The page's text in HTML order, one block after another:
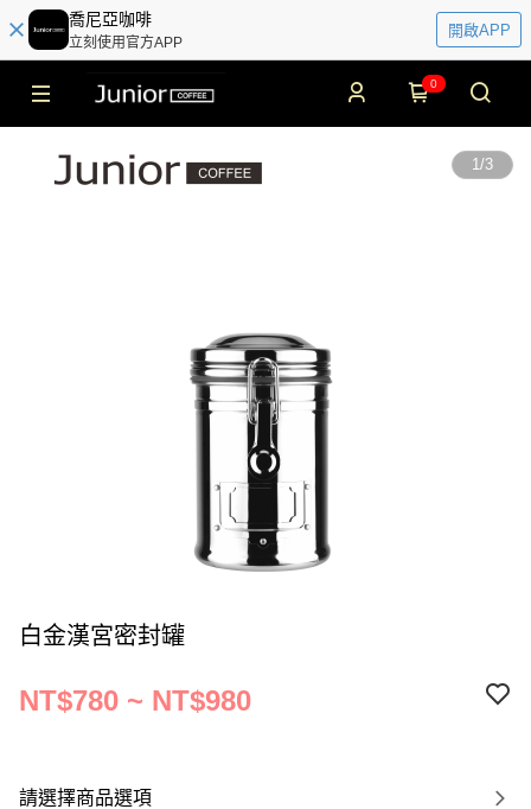
喬尼亞咖啡
立刻使用官方APP
開啟APP
0
1/3
白金漢宮密封罐
NT$780 ~ NT$980
請選擇商品選項